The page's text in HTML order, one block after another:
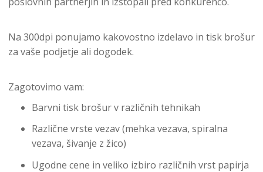
Na 300dpi ponujamo kakovostno izdelavo in tisk brošur
za vaše podjetje ali dogodek.
Zagotovimo vam:
Barvni tisk brošur v različnih tehnikah
Različne vrste vezav (mehka vezava, spiralna
vezava, šivanje z žico)
Ugodne cene in veliko izbiro različnih vrst papirja